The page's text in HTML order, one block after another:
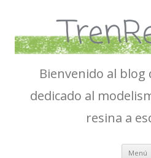
Bienvenido al blog
dedicado al
resina a
Menú